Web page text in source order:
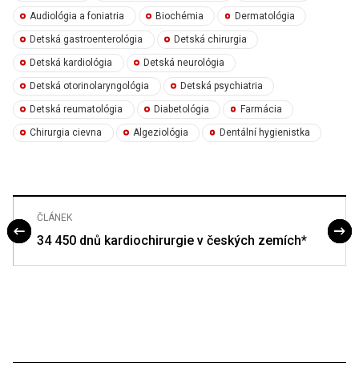
Audiológia a foniatria Biochémia Dermatológia
Detská gastroenterológia Detská chirurgia
Detská kardiológia Detská neurológia
Detská otorinolaryngológia Detská psychiatria
Detská reumatológia Diabetológia Farmácia
Chirurgia cievna Algeziológia Dentální hygienistka
ČLÁNEK
34 450 dnů kardiochirurgie v českých zemích*